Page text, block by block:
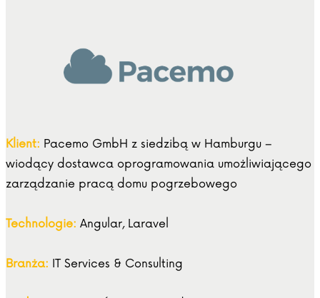
Klient: Pacemo GmbH z siedzibą w Hamburgu –
wiodący dostawca oprogramowania umożliwiającego
zarządzanie pracą domu pogrzebowego
Technologie: Angular, Laravel
Branża: IT Services & Consulting